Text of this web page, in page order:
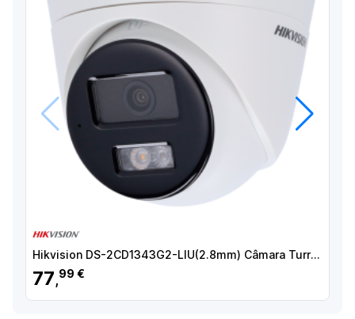
Anterior Próximo
Hikvision DS-2CD1343G2-LIU(2.8mm) Câmara Turret IP, 4 MP, 2.8 mm, 30 m, PoE, IP67, Áudio, WDR (120 dB), Branco - 6931847188986
77,99 €